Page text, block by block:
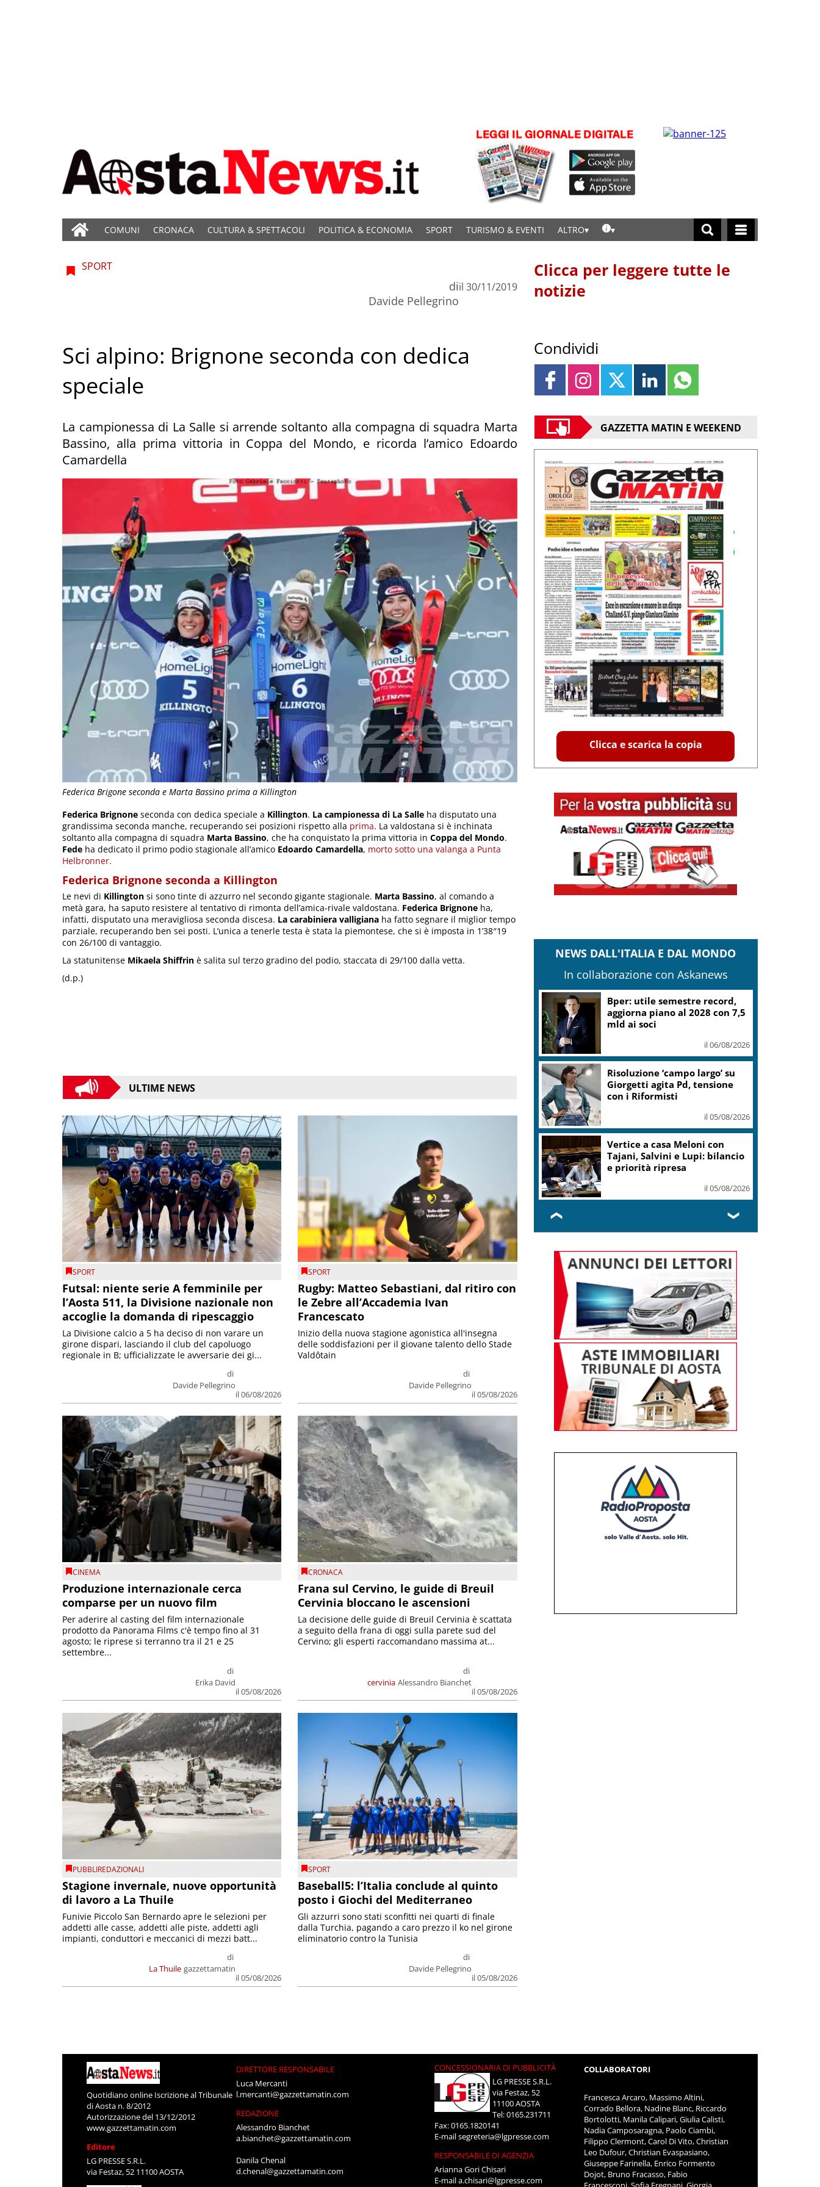
COMUNI CRONACA CULTURA & SPETTACOLI POLITICA & ECONOMIA SPORT TURISMO & EVENTI ALTRO
Federica Brigone seconda e Marta Bassino prima a Killington
SPORT
di
Davide Pellegrino
il 30/11/2019
Sci alpino: Brignone seconda con dedica
speciale
La campionessa di La Salle si arrende soltanto alla compagna di squadra Marta
Bassino, alla prima vittoria in Coppa del Mondo, e ricorda l’amico Edoardo
Camardella
Federica Brignone seconda con dedica speciale a Killington. La campionessa di La Salle ha disputato una
grandissima seconda manche, recuperando sei posizioni rispetto alla prima. La valdostana si è inchinata
soltanto alla compagna di squadra Marta Bassino, che ha conquistato la prima vittoria in Coppa del Mondo.
Fede ha dedicato il primo podio stagionale all’amico Edoardo Camardella, morto sotto una valanga a Punta
Helbronner.
Federica Brignone seconda a Killington
Le nevi di Killington si sono tinte di azzurro nel secondo gigante stagionale. Marta Bassino, al comando a
metà gara, ha saputo resistere al tentativo di rimonta dell’amica-rivale valdostana. Federica Brignone ha,
infatti, disputato una meravigliosa seconda discesa. La carabiniera valligiana ha fatto segnare il miglior tempo
parziale, recuperando ben sei posti. L’unica a tenerle testa è stata la piemontese, che si è imposta in 1’38″19
con 26/100 di vantaggio.
La statunitense Mikaela Shiffrin è salita sul terzo gradino del podio, staccata di 29/100 dalla vetta.
(d.p.)
ULTIME NEWS
SPORT
Futsal: niente serie A femminile per
l’Aosta 511, la Divisione nazionale non
accoglie la domanda di ripescaggio
di
Davide Pellegrino
il 06/08/2026
La Divisione calcio a 5 ha deciso di non varare un
girone dispari, lasciando il club del capoluogo
regionale in B; ufficializzate le avversarie dei gi...
SPORT
Rugby: Matteo Sebastiani, dal ritiro con
le Zebre all’Accademia Ivan
Francescato
di
Davide Pellegrino
il 05/08/2026
Inizio della nuova stagione agonistica all'insegna
delle soddisfazioni per il giovane talento dello Stade
Valdôtain
CINEMA
Produzione internazionale cerca
comparse per un nuovo film
di
Erika David
il 05/08/2026
Per aderire al casting del film internazionale
prodotto da Panorama Films c'è tempo fino al 31
agosto; le riprese si terranno tra il 21 e 25
settembre...
CRONACA
Frana sul Cervino, le guide di Breuil
Cervinia bloccano le ascensioni
cervinia
di
Alessandro Bianchet
il 05/08/2026
La decisione delle guide di Breuil Cervinia è scattata
a seguito della frana di oggi sulla parete sud del
Cervino; gli esperti raccomandano massima at...
PUBBLIREDAZIONALI
Stagione invernale, nuove opportunità
di lavoro a La Thuile
La Thuile
di
gazzettamatin
il 05/08/2026
Funivie Piccolo San Bernardo apre le selezioni per
addetti alle casse, addetti alle piste, addetti agli
impianti, conduttori e meccanici di mezzi batt...
SPORT
Baseball5: l’Italia conclude al quinto
posto i Giochi del Mediterraneo
di
Davide Pellegrino
il 05/08/2026
Gli azzurri sono stati sconfitti nei quarti di finale
dalla Turchia, pagando a caro prezzo il ko nel girone
eliminatorio contro la Tunisia
Clicca per leggere tutte le
notizie
Condividi
GAZZETTA MATIN E WEEKEND
Clicca e scarica la copia
NEWS DALL'ITALIA E DAL MONDO
In collaborazione con Askanews
Mit: iter Fondo strade Piccoli Comuni
avviato, termini non ancora decorrenti
Banco Bpm, Castagna: Agricole
Italia? Valuteremo, ritengo
fusione molto solida
Conti pubblici, Governo
incassa sì su clausola Ue. Lega
ottiene modifica a risoluzione
il 05/08/2026
❮ ❯
Quotidiano online Iscrizione al Tribunale
di Aosta n. 8/2012
Autorizzazione del 13/12/2012
www.gazzettamatin.com
Editore
LG PRESSE S.R.L.
via Festaz, 52 11100 AOSTA
DIRETTORE RESPONSABILE
Luca Mercanti
l.mercanti@gazzettamatin.com
REDAZIONE
Alessandro Bianchet
a.bianchet@gazzettamatin.com
Danila Chenal
d.chenal@gazzettamatin.com
CONCESSIONARIA DI PUBBLICITÀ
LG PRESSE S.R.L.
via Festaz, 52
11100 AOSTA
Tel: 0165.231711
Fax: 0165.1820141
E-mailsegreteria@lgpresse.com
RESPONSABILE DI AGENZIA
Arianna Gori Chisari
E-maila.chisari@lgpresse.com
COLLABORATORI
Francesca Arcaro, Massimo Altini,
Corrado Bellora, Nadine Blanc, Riccardo
Bortolotti, Manila Calipari, Giulia Calisti,
Nadia Camposaragna, Paolo Ciambi,
Filippo Clermont, Carol Di Vito, Christian
Leo Dufour, Christian Evaspasiano,
Giuseppe Farinella, Enrico Formento
Dojot, Bruno Fracasso, Fabio